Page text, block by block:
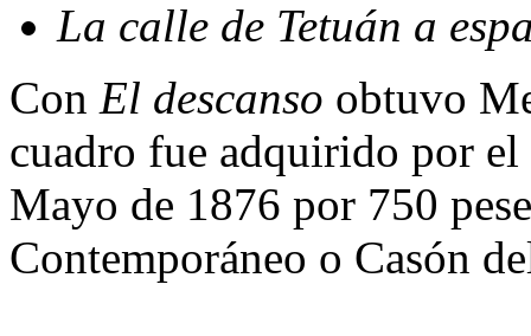
La calle de Tetuán a
Con El descanso obtuvo
cuadro fue adquirido por
Mayo de 1876 por 750
Contemporáneo o Casón